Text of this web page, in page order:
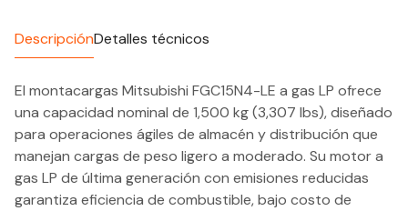
DescripciónDetalles técnicos
El montacargas Mitsubishi FGC15N4-LE a gas LP ofrece
una capacidad nominal de 1,500 kg (3,307 lbs), diseñado
para operaciones ágiles de almacén y distribución que
manejan cargas de peso ligero a moderado. Su motor a
gas LP de última generación con emisiones reducidas
garantiza eficiencia de combustible, bajo costo de